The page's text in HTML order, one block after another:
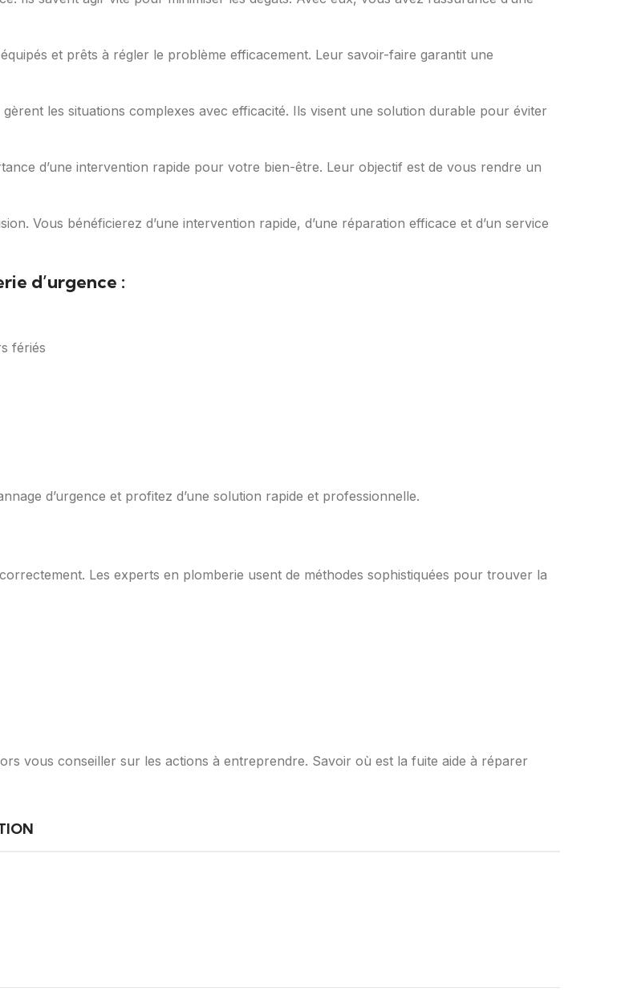
et prêts à régler le problème efficacement. Leur savoir-faire garantit une
les situations complexes avec efficacité. Ils visent une solution durable pour éviter
d’une intervention rapide pour votre bien-être. Leur objectif est de vous rendre un
Vous bénéficierez d’une intervention rapide, d’une réparation efficace et d’un service
d’urgence :
fériés
d’urgence et profitez d’une solution rapide et professionnelle.
Les experts en plomberie usent de méthodes sophistiquées pour trouver la
vous conseiller sur les actions à entreprendre. Savoir où est la fuite aide à réparer